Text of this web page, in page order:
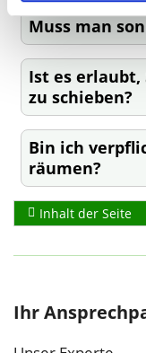
Muss man
Ist es erlaubt,
zu schieben?
Bin ich
räumen?
Inhalt der Seite
Ihr